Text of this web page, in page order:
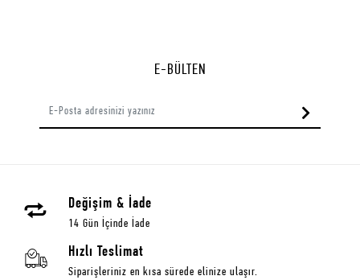
E-BÜLTEN
Değişim & İade
14 Gün İçinde İade
Hızlı Teslimat
Siparişleriniz en kısa sürede elinize ulaşır.